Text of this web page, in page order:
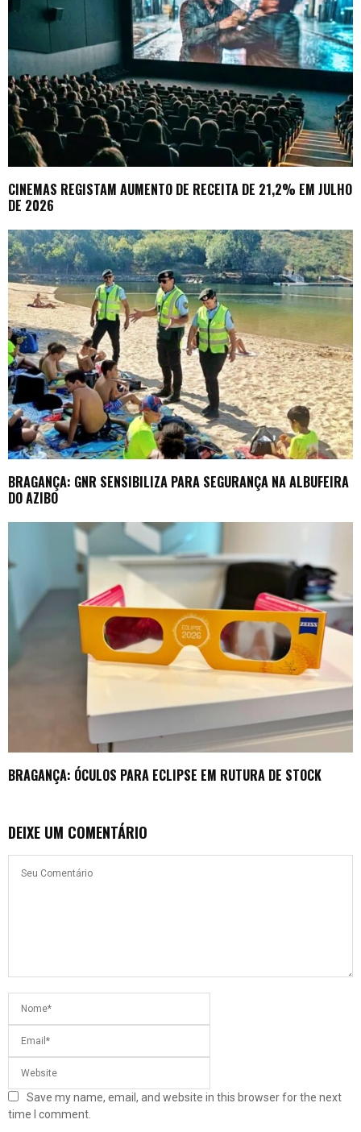
CINEMAS REGISTAM AUMENTO DE RECEITA DE 21,2% EM JULHO
DE 2026
BRAGANÇA: GNR SENSIBILIZA PARA SEGURANÇA NA ALBUFEIRA
DO AZIBO
BRAGANÇA: ÓCULOS PARA ECLIPSE EM RUTURA DE STOCK
DEIXE UM COMENTÁRIO
Save my name, email, and website in this browser for the next
time I comment.